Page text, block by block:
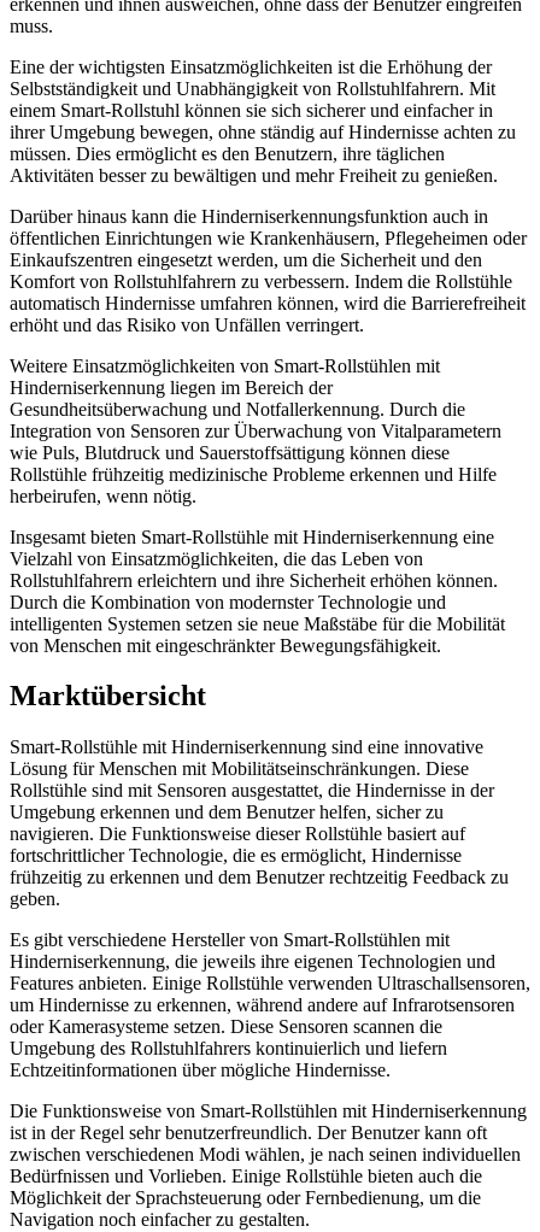
muss.
Eine der wichtigsten Einsatzmöglichkeiten ist die Erhöhung der
Selbstständigkeit und Unabhängigkeit von Rollstuhlfahrern. Mit
einem Smart-Rollstuhl können sie sich sicherer und einfacher in
ihrer Umgebung bewegen, ohne ständig auf Hindernisse achten zu
müssen. Dies ermöglicht es den Benutzern, ihre täglichen
Aktivitäten besser zu bewältigen und mehr Freiheit zu genießen.
Darüber hinaus kann die Hinderniserkennungsfunktion auch in
öffentlichen Einrichtungen wie Krankenhäusern, Pflegeheimen oder
Einkaufszentren eingesetzt werden, um die Sicherheit und den
Komfort von Rollstuhlfahrern zu verbessern. Indem die Rollstühle
automatisch Hindernisse umfahren können, wird die Barrierefreiheit
erhöht und das Risiko von Unfällen verringert.
Weitere Einsatzmöglichkeiten von Smart-Rollstühlen mit
Hinderniserkennung liegen im Bereich der
Gesundheitsüberwachung und Notfallerkennung. Durch die
Integration von Sensoren zur Überwachung von Vitalparametern
wie Puls, Blutdruck und Sauerstoffsättigung können diese
Rollstühle frühzeitig medizinische Probleme erkennen und Hilfe
herbeirufen, wenn nötig.
Insgesamt bieten Smart-Rollstühle mit Hinderniserkennung eine
Vielzahl von Einsatzmöglichkeiten, die das Leben von
Rollstuhlfahrern erleichtern und ihre Sicherheit erhöhen können.
Durch die Kombination von modernster Technologie und
intelligenten Systemen setzen sie neue Maßstäbe für die Mobilität
von Menschen mit eingeschränkter Bewegungsfähigkeit.
Marktübersicht
Smart-Rollstühle mit Hinderniserkennung sind eine innovative
Lösung für Menschen mit Mobilitätseinschränkungen. Diese
Rollstühle sind mit Sensoren ausgestattet, die Hindernisse in der
Umgebung erkennen und dem Benutzer helfen, sicher zu
navigieren. Die Funktionsweise dieser Rollstühle basiert auf
fortschrittlicher Technologie, die es ermöglicht, Hindernisse
frühzeitig zu erkennen und dem Benutzer rechtzeitig Feedback zu
geben.
Es gibt verschiedene Hersteller von Smart-Rollstühlen mit
Hinderniserkennung, die jeweils ihre eigenen Technologien und
Features anbieten. Einige Rollstühle verwenden Ultraschallsensoren,
um Hindernisse zu erkennen, während andere auf Infrarotsensoren
oder Kamerasysteme setzen. Diese Sensoren scannen die
Umgebung des Rollstuhlfahrers kontinuierlich und liefern
Echtzeitinformationen über mögliche Hindernisse.
Die Funktionsweise von Smart-Rollstühlen mit Hinderniserkennung
ist in der Regel sehr benutzerfreundlich. Der Benutzer kann oft
zwischen verschiedenen Modi wählen, je nach seinen individuellen
Bedürfnissen und Vorlieben. Einige Rollstühle bieten auch die
Möglichkeit der Sprachsteuerung oder Fernbedienung, um die
Navigation noch einfacher zu gestalten.